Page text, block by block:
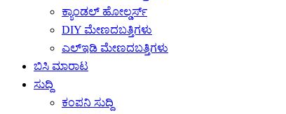
ಕ್ಯಾಂಡಲ್ ಹೋಲ್ಡರ್ಸ್
DIY ಮೇಣದಬತ್ತಿಗಳು
ಎಲ್ಇಡಿ ಮೇಣದಬತ್ತಿಗಳು
ಬಿಸಿ ಮಾರಾಟ
ಸುದ್ದಿ
ಕಂಪನಿ ಸುದ್ದಿ